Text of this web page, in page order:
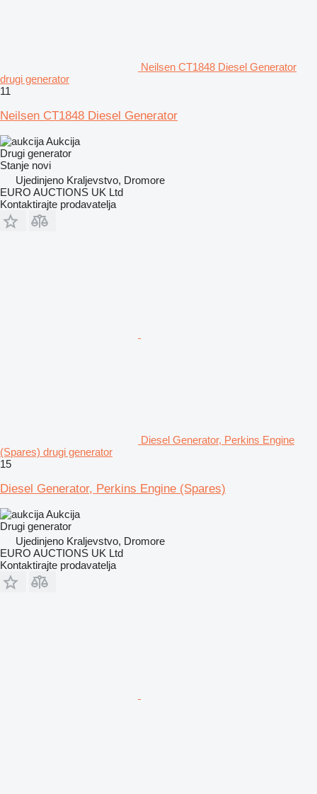
Neilsen CT1848 Diesel Generator
drugi generator
11
Neilsen CT1848 Diesel Generator
Aukcija
Drugi generator
Stanje novi
Ujedinjeno Kraljevstvo, Dromore
EURO AUCTIONS UK Ltd
Kontaktirajte prodavatelja
Diesel Generator, Perkins Engine
(Spares) drugi generator
15
Diesel Generator, Perkins Engine (Spares)
Aukcija
Drugi generator
Ujedinjeno Kraljevstvo, Dromore
EURO AUCTIONS UK Ltd
Kontaktirajte prodavatelja